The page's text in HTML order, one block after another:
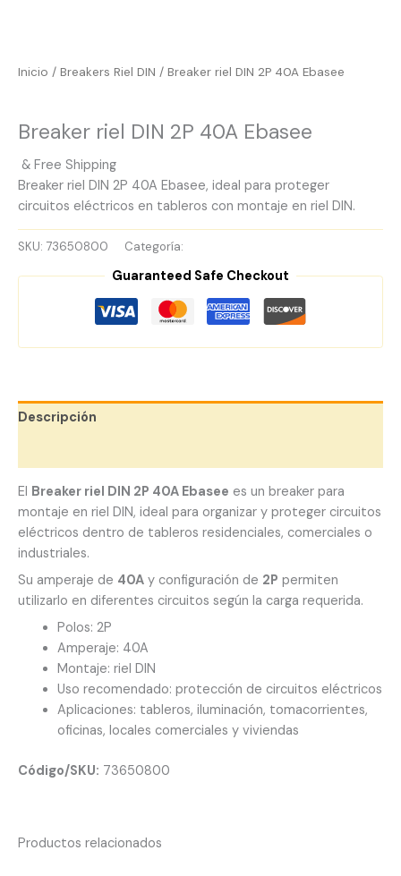
Inicio / Breakers Riel DIN / Breaker riel DIN 2P 40A Ebasee
Breaker riel DIN 2P 40A Ebasee
& Free Shipping
Breaker riel DIN 2P 40A Ebasee, ideal para proteger
circuitos eléctricos en tableros con montaje en riel DIN.
SKU: 73650800 Categoría:
Guaranteed Safe Checkout
Descripción
El Breaker riel DIN 2P 40A Ebasee es un breaker para
montaje en riel DIN, ideal para organizar y proteger circuitos
eléctricos dentro de tableros residenciales, comerciales o
industriales.
Su amperaje de 40A y configuración de 2P permiten
utilizarlo en diferentes circuitos según la carga requerida.
Polos: 2P
Amperaje: 40A
Montaje: riel DIN
Uso recomendado: protección de circuitos eléctricos
Aplicaciones: tableros, iluminación, tomacorrientes,
oficinas, locales comerciales y viviendas
Código/SKU: 73650800
Productos relacionados